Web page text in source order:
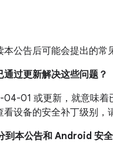
公告后可能会提出的常
过更新解决这些问题？
01 或更新，就意味
设备的安全补丁级别，
到本公告和 Android 安